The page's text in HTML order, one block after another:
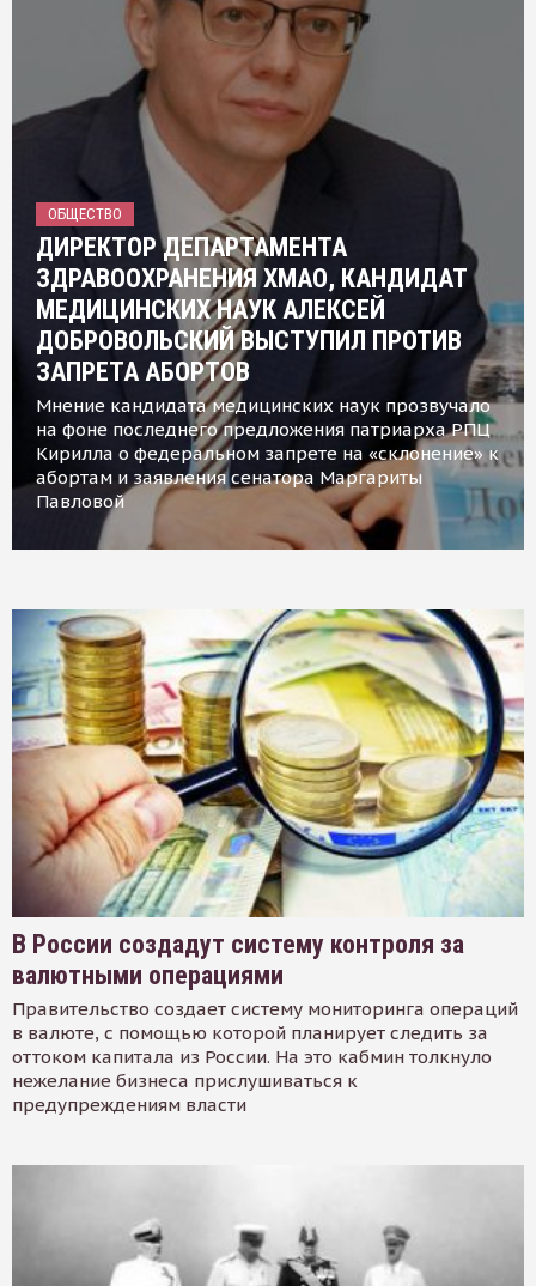
ОБЩЕСТВО
ДИРЕКТОР ДЕПАРТАМЕНТА
ЗДРАВООХРАНЕНИЯ ХМАО, КАНДИДАТ
МЕДИЦИНСКИХ НАУК АЛЕКСЕЙ
ДОБРОВОЛЬСКИЙ ВЫСТУПИЛ ПРОТИВ
ЗАПРЕТА АБОРТОВ
Мнение кандидата медицинских наук прозвучало
на фоне последнего предложения патриарха РПЦ
Кирилла о федеральном запрете на «склонение» к
абортам и заявления сенатора Маргариты
Павловой
В России создадут систему контроля за
валютными операциями
Правительство создает систему мониторинга операций
в валюте, с помощью которой планирует следить за
оттоком капитала из России. На это кабмин толкнуло
нежелание бизнеса прислушиваться к
предупреждениям власти